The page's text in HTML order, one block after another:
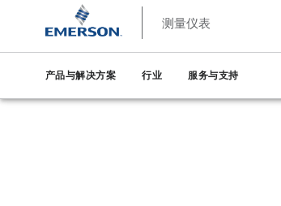
测量仪表
产品与解决方案 行业 服务与支持
测量仪表 行业 食品和饮料业用测量仪表